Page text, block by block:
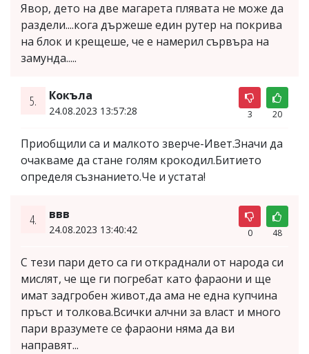
Явор, дето на две магарета плявата не може да
раздели....кога държеше един рутер на покрива
на блок и крещеше, че е намерил сървъра на
замунда.....
5. Кокъла
24.08.2023 13:57:28 3 20
Приобщили са и малкото зверче-Ивет.Значи да
очакваме да стане голям крокодил.Битието
определя съзнанието.Че и устата!
4. ввв
24.08.2023 13:40:42 0 48
С тези пари дето са ги откраднали от народа си
мислят, че ще ги погребат като фараони и ще
имат задгробен живот,да ама не една купчина
пръст и толкова.Всички алчни за власт и много
пари вразумете се фараони няма да ви
направят...